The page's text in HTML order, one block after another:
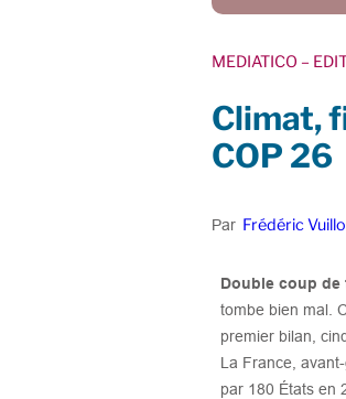
MEDIATICO –
Climat,
COP 26
Par Frédéric
Double coup
tombe bien mal.
premier bilan,
La France,
par 180 États en